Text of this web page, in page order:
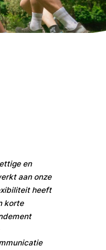
en
aan onze
heeft
korte